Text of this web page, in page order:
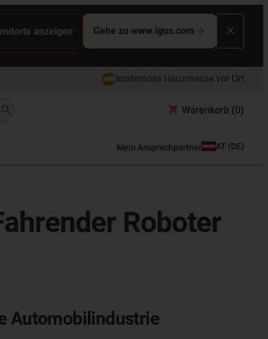
anzeigen Gehe zu www.igus.com
kostenlose Hausmesse vor Ort
Warenkorb (0)
Mein Ansprechpartner AT (DE)
Roboter
Automobilindustrie